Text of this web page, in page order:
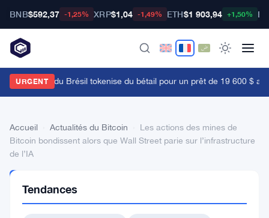
BNB$592,37 -1,25% XRP$1,04 -1,49% ETH$1 903,94 +1,50%
URGENT
Bourse B3 du Brésil tokenise du bétail pour un prêt de 19 600 $
Accueil Actualités du Bitcoin
Les actions des mines de
Bitcoin bondissent alors que Wall Street parie sur l’infrastructure
de l’IA
DU BITCOIN
Tendances